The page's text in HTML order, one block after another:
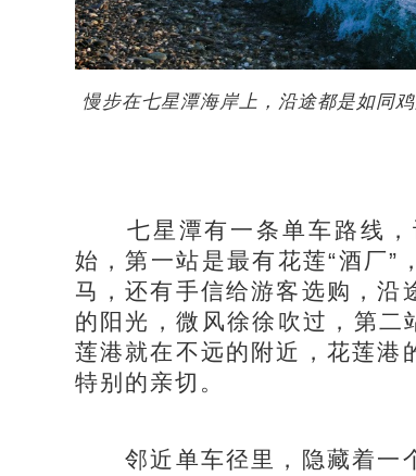
慢步在七星潭海岸上，沿途都是如同
七星潭有一条单车路线，
始，第一站是最有花莲“酒厂”
马，还有手信给游客选购，沿
的阳光，微风徐徐吹过，第二
莲港就在不远的附近，花莲港
特别的亲切。
邻近单车径里，隐藏着一个